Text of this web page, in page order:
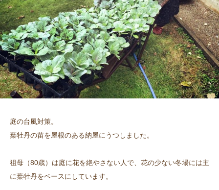
庭の台風対策。
葉牡丹の苗を屋根のある納屋にうつしました。
祖母（80歳）は庭に花を絶やさない人で、花の少ない冬場には主
に葉牡丹をベースにしています。